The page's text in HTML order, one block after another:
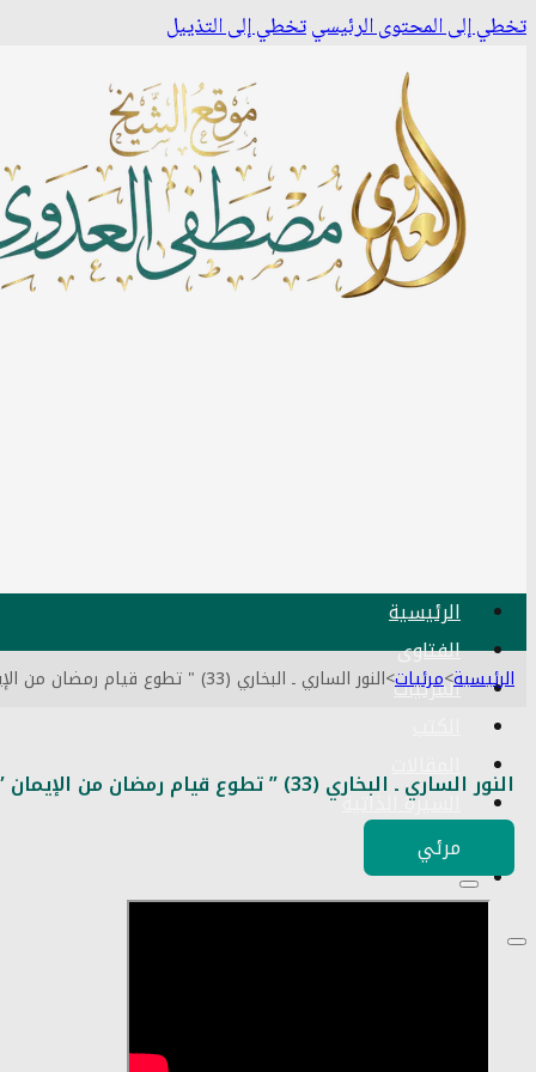
تخطي إلى المحتوى الرئيسيتخطي إلى التذييل
الرئيسية
الفتاوى
المرئيات
السيرة الذاتية
اتصل بنا
الرئيسية>مرئيات>النور الساري ـ البخاري (33) " تطوع قيام رمضان من الإيمان " ح 37 تاريخ 25 5 2022
النور الساري ـ البخاري (33) ” تطوع قيام رمضان من الإيمان ” ح 37 تاريخ 25 5 2022
مرئي